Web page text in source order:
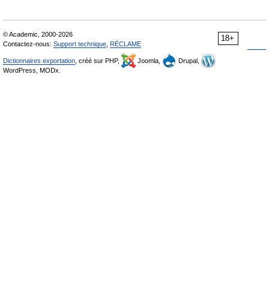
18+
© Academic, 2000-2026
Contactez-nous: Support technique RÉCLAME
Dictionnaires exportation , créé sur PHP, Joomla,
Drupal,
WordPress, MODx.